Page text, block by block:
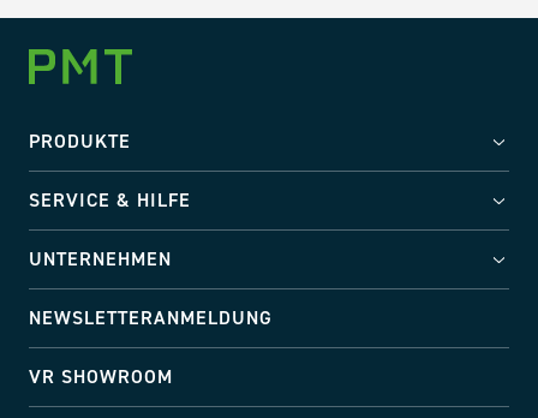
PRODUKTE
SERVICE & HILFE
UNTERNEHMEN
NEWSLETTERANMELDUNG
VR SHOWROOM